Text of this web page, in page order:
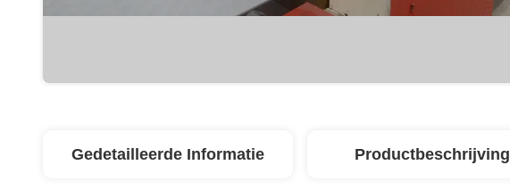
Gedetailleerde Informatie Productbeschrijving